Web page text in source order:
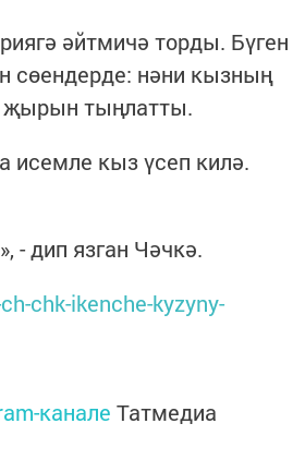
әйтмичә торды. Бүген
нәни кызның
җырын тыңлатты.
исемле кыз үсеп килә.
дип язган Чәчкә.
chk-ikenche-kyzyny-
канале Татмедиа